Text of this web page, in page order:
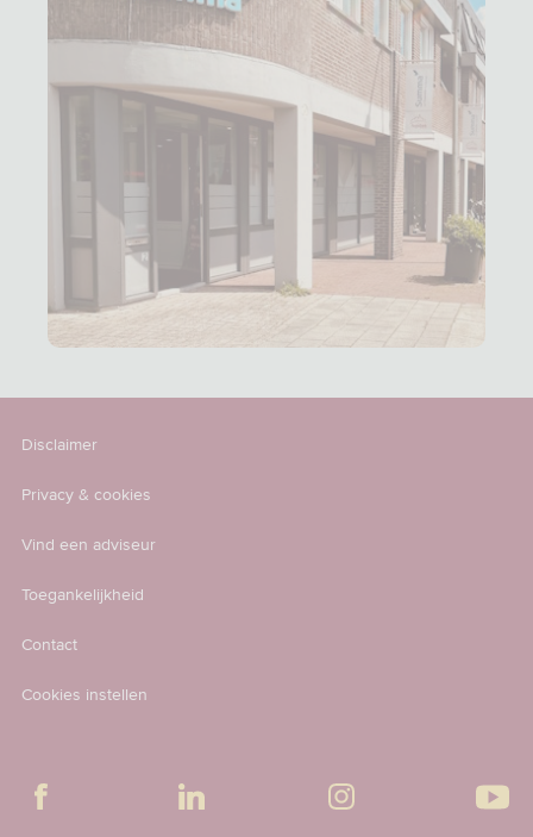
Disclaimer
Privacy & cookies
Vind een adviseur
Toegankelijkheid
Contact
Cookies instellen